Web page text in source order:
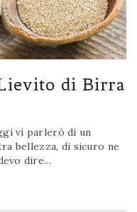
di Birra
vi parlerò di un
bellezza, di sicuro ne
dire...